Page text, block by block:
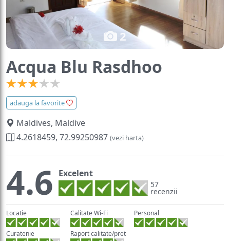
2
Acqua Blu Rasdhoo
adauga la favorite
Maldives, Maldive
4.2618459, 72.99250987 (vezi harta)
4.6 Excelent
57
recenzii
Locatie Calitate Wi-Fi Personal
Curatenie Raport calitate/pret